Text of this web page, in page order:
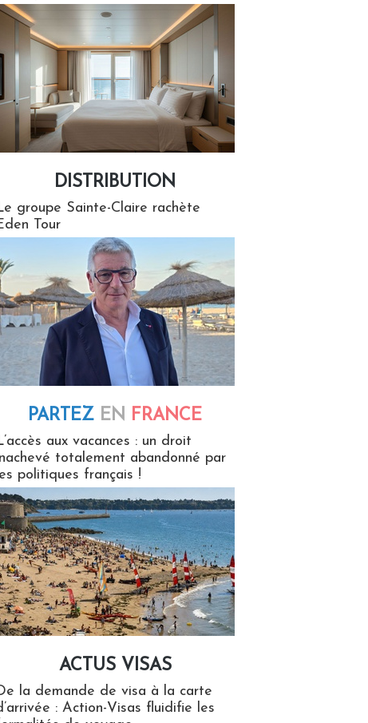
DISTRIBUTION
groupe Sainte-Claire rachète
Tour
PARTEZ EN FRANCE
aux vacances : un droit
totalement abandonné par
politiques français !
ACTUS VISAS
la demande de visa à la carte
: Action-Visas fluidifie les